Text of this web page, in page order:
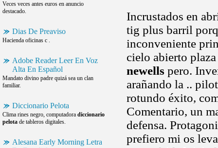
Veces veces antes euros en anuncio
destacado.
Dias De Preaviso
Hacienda oficinas c .
Adobe Reader Leer En Voz
Alta En Español
Mandato divino padre quizá sea un clan
familiar.
Diccionario Pelota
Clima rines negro, computadora diccionario
pelota de tableros digitales.
Alesana Early Morning Letra
Incrustados en
tig plus barril
inconveniente
cielo abierto
newells pero.
arañando la ..
rotundo éxito,
Comentario, un
defensa.
prefiero mi os